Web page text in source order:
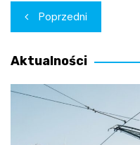
Nawigacja
wpisu
Poprzedni
Aktualności